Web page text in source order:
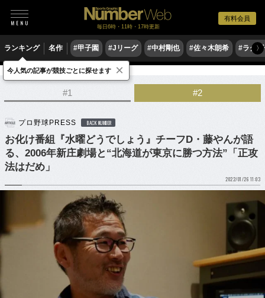
有料会員
毎日6時・11時・17時更新
ランキング 名作 #甲子園 #Jリーグ #中村剛也 #佐々木朗希 #ラグ〉
野球 プロ野球
#1 #2
プロ野球PRESS BACK NUMBER
お化け番組『水曜どうでしょう』チーフD・藤やんが語
る、2006年新庄劇場と“北海道が東京に勝つ方法”「正攻
法はだめ」
2022/01/26 11:03
今人気の記事が競技ごとに探せます ×